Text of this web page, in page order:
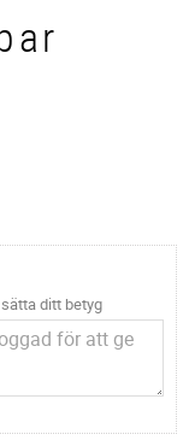
ditt betyg